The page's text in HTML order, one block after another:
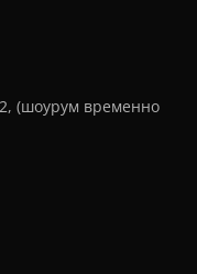
(шоурум временно